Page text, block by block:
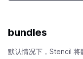
bundles
默认情况下，Stencil 将